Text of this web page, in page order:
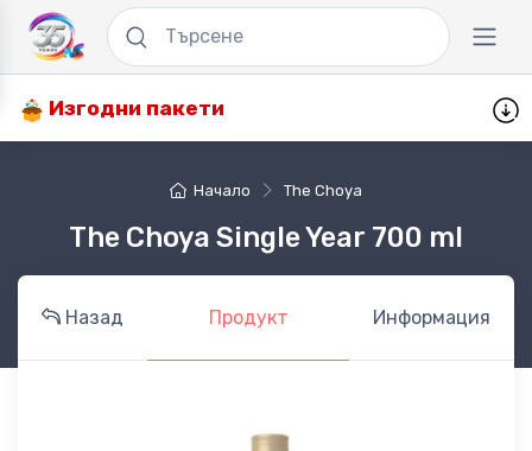
Изгодни пакети
Начало The Choya
The Choya Single Year 700 ml
Назад Продукт Информация